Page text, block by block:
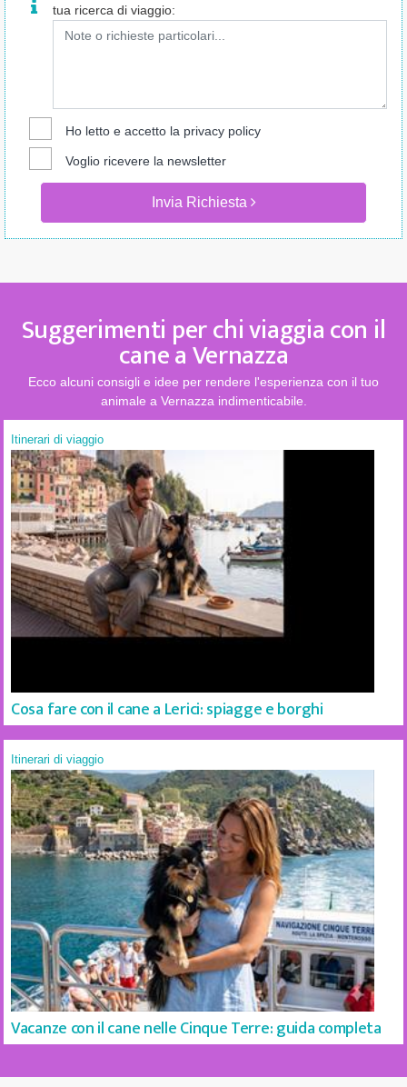
tua ricerca di viaggio:
Ho letto e accetto la privacy policy
Voglio ricevere la newsletter
Invia Richiesta
Suggerimenti per chi viaggia con il
cane a Vernazza
Ecco alcuni consigli e idee per rendere l'esperienza con il tuo
animale a Vernazza indimenticabile.
Itinerari di viaggio
Cosa fare con il cane a Lerici: spiagge e borghi
Itinerari di viaggio
Vacanze con il cane nelle Cinque Terre: guida completa